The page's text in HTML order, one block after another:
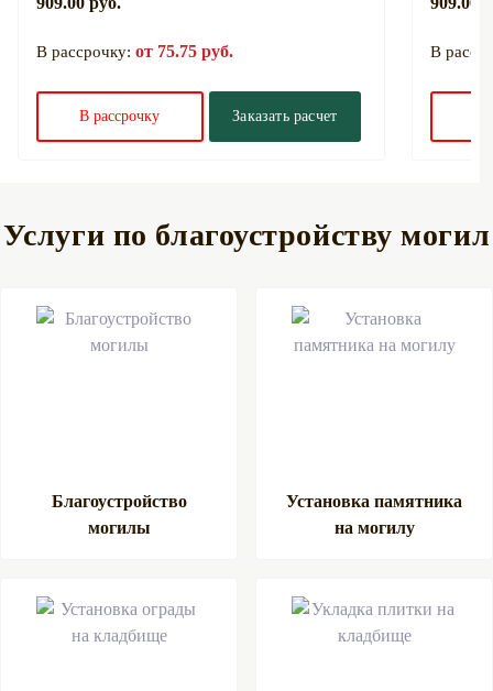
В рассрочку: от 75.75 руб.
В рассрочку Заказать расчет
В
Услуги по благоустройству могил
Благоустройство
могилы
Установка памятника
на могилу